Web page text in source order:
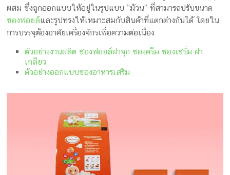
กล่อง
ครีม
รับ
กล่อง
ทำ
ผสม ซึ่งถูกออกแบบให้อยู่ในรูปแบบ “ม้วน” ที่สามารถปรับขนาด
ซองฟอยล์และรูปทรงให้เหมาะสมกับสินค้าที่แตกต่างกันได้ โดยใน
การบรรจุต้องอาศัยเครื่องจักรเพื่อความต่อเนื่อง
ตัวอย่างงานผลิต ซองฟอยล์ฝาจุก ซองครีม ซองเซรั่ม ฝา
เกลียว
ตัวอย่างออกแบบซองอาหารเสริม